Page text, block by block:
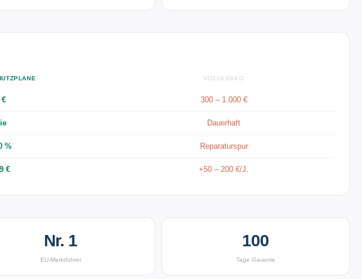
VOLLKASKO
€ 300 – 1.000 €
Dauerhaft
% Reparaturspur
€ +50 – 200 €/J.
Nr. 1
EU-Marktführer
100
Tage Garantie